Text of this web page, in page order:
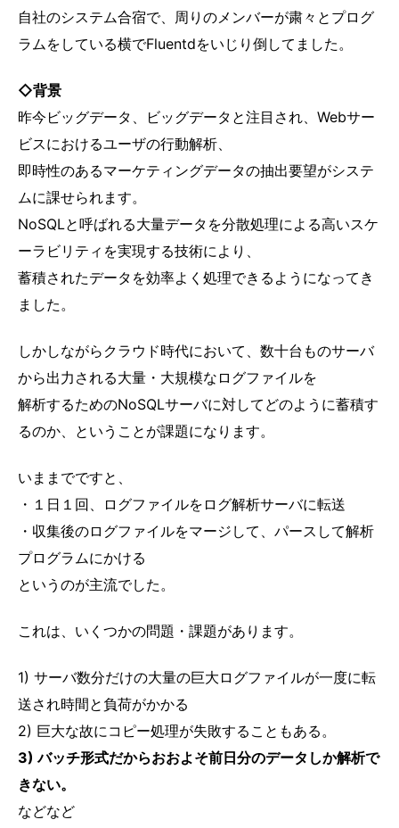
自社のシステム合宿で、周りのメンバーが粛々とプログ
ラムをしている横でFluentdをいじり倒してました。
◇背景
昨今ビッグデータ、ビッグデータと注目され、Webサー
ビスにおけるユーザの行動解析、
即時性のあるマーケティングデータの抽出要望がシステ
ムに課せられます。
NoSQLと呼ばれる大量データを分散処理による高いスケ
ーラビリティを実現する技術により、
蓄積されたデータを効率よく処理できるようになってき
ました。
しかしながらクラウド時代において、数十台ものサーバ
から出力される大量・大規模なログファイルを
解析するためのNoSQLサーバに対してどのように蓄積す
るのか、ということが課題になります。
いままでですと、
・１日１回、ログファイルをログ解析サーバに転送
・収集後のログファイルをマージして、パースして解析
プログラムにかける
というのが主流でした。
これは、いくつかの問題・課題があります。
1) サーバ数分だけの大量の巨大ログファイルが一度に転
送され時間と負荷がかかる
2) 巨大な故にコピー処理が失敗することもある。
3) バッチ形式だからおおよそ前日分のデータしか解析で
きない。
などなど